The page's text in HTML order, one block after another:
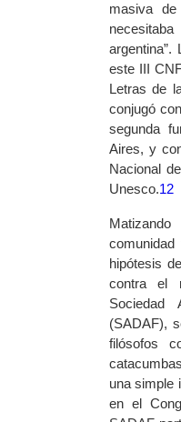
masiva
este III
Letras de
conjugó
segunda
Aires, y
Nacional
Unesco.12
hipótesis
contra el
Sociedad
(SADAF),
filósofos
una simple
en el